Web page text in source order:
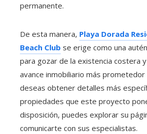
permanente.
De esta manera, Playa Dorada
Beach Club se erige como una
para gozar de la existencia costera
avance inmobiliario más prometedor
deseas obtener detalles más
propiedades que este proyecto
disposición, puedes explorar su
comunicarte con sus especialistas.